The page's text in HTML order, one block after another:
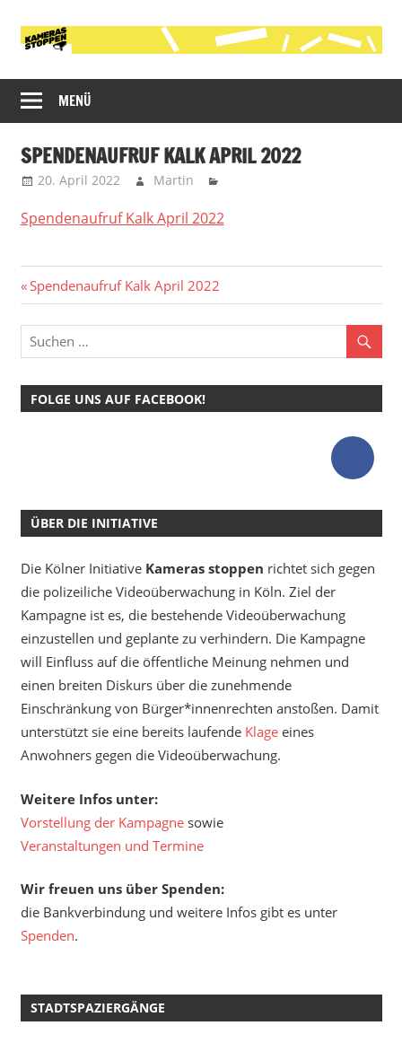
Inhalt
Kameras
stoppen!
gegen
die
Videobeobachtung
im
Raum
MENÜ
SPENDENAUFRUF KALK APRIL 2022
20. April 2022 Martin
Spendenaufruf Kalk April 2022
Beitragsnavigation
Vorheriger
Beitrag:
Spendenaufruf Kalk April 2022
FOLGE UNS AUF FACEBOOK!
ÜBER DIE INITIATIVE
Die Kölner Initiative Kameras stoppen richtet sich gegen
die polizeiliche Videoüberwachung in Köln. Ziel der
Kampagne ist es, die bestehende Videoüberwachung
einzustellen und geplante zu verhindern. Die Kampagne
will Einfluss auf die öffentliche Meinung nehmen und
einen breiten Diskurs über die zunehmende
Einschränkung von Bürger*innenrechten anstoßen. Damit
unterstützt sie eine bereits laufende Klageeines
Anwohners gegen die Videoüberwachung.
Weitere Infos unter:
Vorstellung der Kampagne sowie
Veranstaltungen und Termine
Wir freuen uns über Spenden:
die Bankverbindung und weitere Infos gibt es unter
Spenden.
STADTSPAZIERGÄNGE